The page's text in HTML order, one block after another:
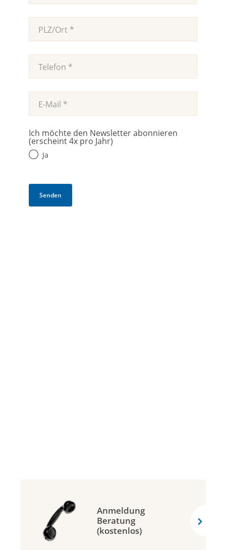
Ich möchte den Newsletter abonnieren
(erscheint 4x pro Jahr)
Ja
Anmeldung
Beratung
(kostenlos)